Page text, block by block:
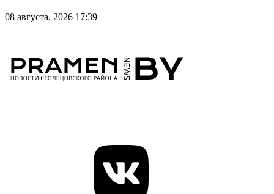
08 августа, 2026 17:39